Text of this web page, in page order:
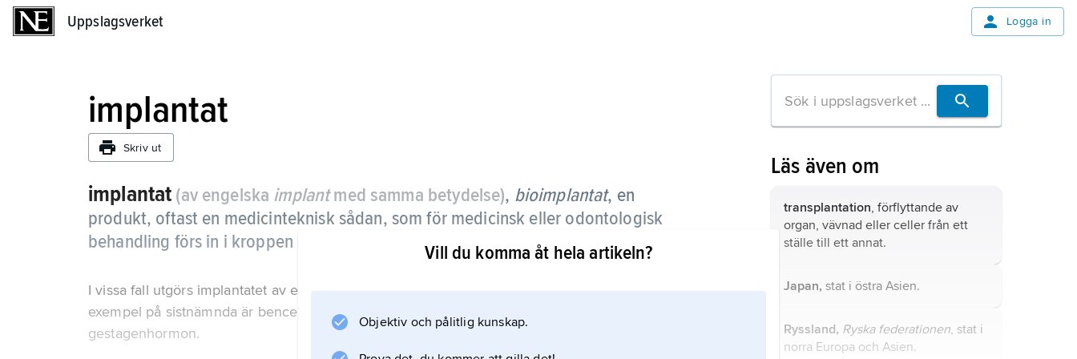
Uppslagsverket Logga in
implantat
Skriv ut
implantat (av engelska implantmed samma betydelse), bioimplantat, en
produkt, oftast en medicinteknisk sådan, som för medicinsk eller odontologisk
behandling förs in i kroppen eller fästs vid den.
I vissa fall utgörs implantatet av ett läkemedel eller av material som innehåller läkemedel;
exempel på sistnämnda är bencement med antibiotikum eller livmoderinlägg med
gestagenhormon.
Vill du komma åt hela artikeln?
Objektiv och pålitlig kunskap.
Läs även om
transplantation, förflyttande av
organ, vävnad eller celler från ett
ställe till ett annat.
Japan, stat i östra Asien.
Ryssland, Ryska federationen, stat i
norra Europa och Asien.